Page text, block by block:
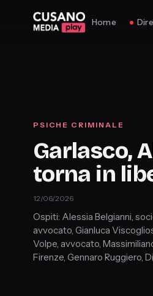
Home
PSICHE CRIMINALE
Garlasco,
torna in
12/06/2026
Ospiti: Alessia Belgianni,
avvocato, Gianluca
Volpe, avvocato,
Firenze, Gennaro Ruggiero,